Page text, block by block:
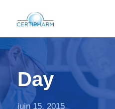
Day
juin 15, 2015